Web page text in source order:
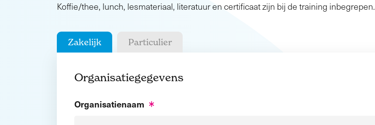
Koffie/thee, lunch, lesmateriaal, literatuur en certificaat zijn bij de training inbegrepen.
Zakelijk Particulier
Organisatiegegevens
Organisatienaam